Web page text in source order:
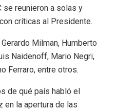
reunieron a solas y
críticas al Presidente.
Milman, Humberto
Naidenoff, Mario Negri,
Ferraro, entre otros.
de qué país habló el
en la apertura de las